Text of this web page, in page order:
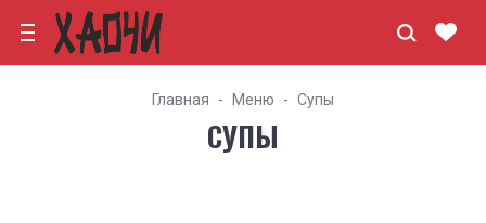
Главная Меню Супы
СУПЫ